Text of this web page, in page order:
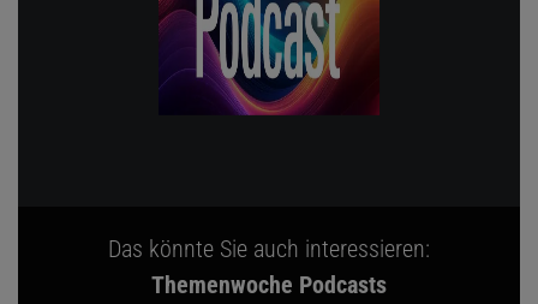
Das könnte Sie auch interessieren:
Themenwoche Podcasts